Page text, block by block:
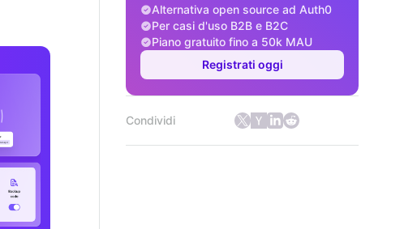
Alternativa open source ad Auth0
Per casi d'uso B2B e B2C
Piano gratuito fino a 50k MAU
Registrati oggi
Condividi